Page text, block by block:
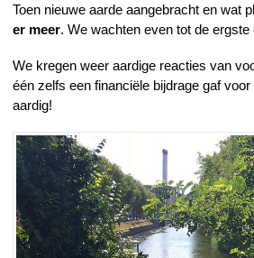
Toen nieuwe aarde aangebracht en wat
er meer. We wachten even tot de ergste
We kregen weer aardige reacties van
één zelfs een financiële bijdrage gaf
aardig!